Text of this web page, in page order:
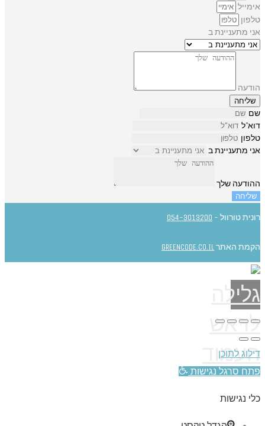
אימייל
טלפון
אני מתעניינת ב
הודעה
שליחה
שם
דוא"ל
טלפון
אני מתעניינת ב
ההודעה שלך
שליחה
רונית טורוול - 054-3013200
הקמת האתרGREENCODE.CO.IL
גלילה
לראש
העמוד
דילוג לתוכן
פתח סרגל נגישות
כלי נגישות